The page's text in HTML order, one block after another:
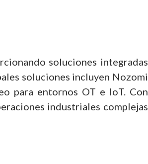
soluciones integradas
soluciones incluyen Nozomi
para entornos OT e IoT. Con
industriales complejas